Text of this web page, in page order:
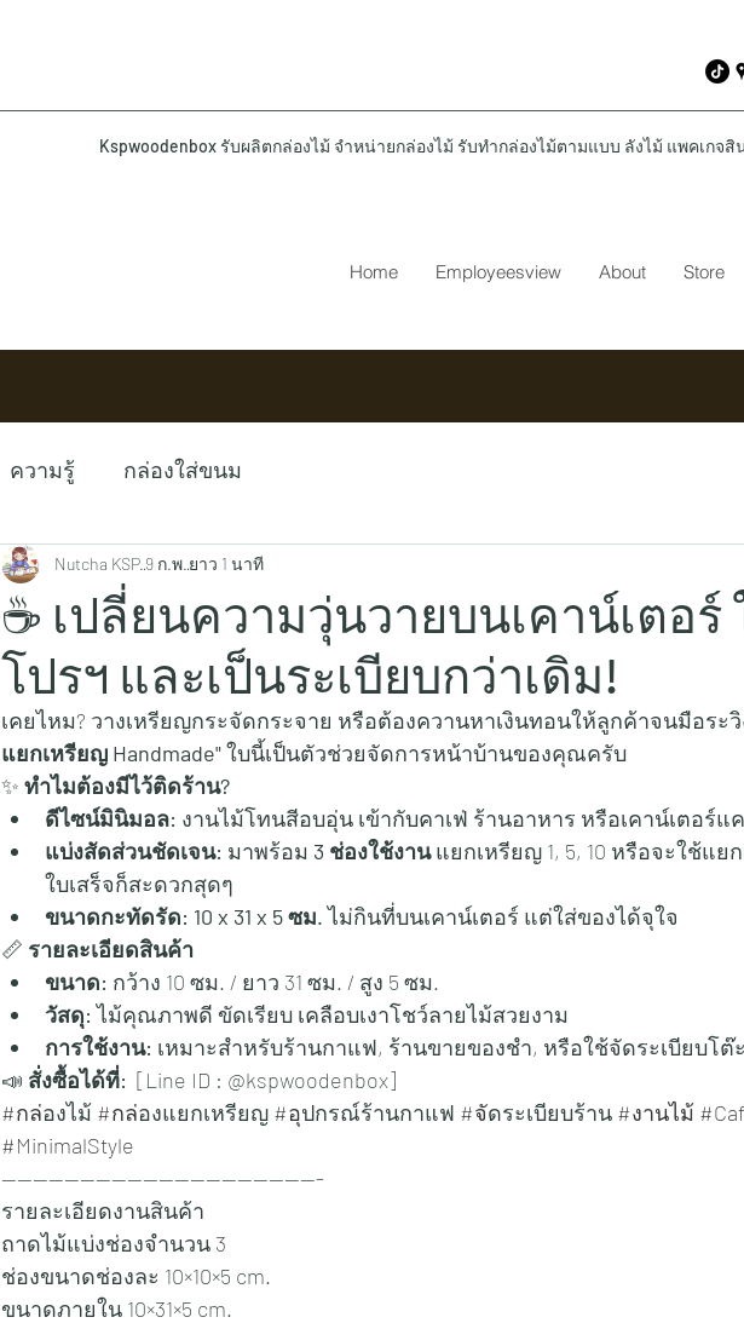
Kspwoodenbox รับผลิตกล่องไม้ จำหน่ายกล่องไม้ รับทำกล่องไม้ตามแบบ ลังไม้ แพคเกจ
Home Employeesview About Store
ความรู้ กล่องใส่ขนม
☕️ เปลี่ยนความวุ่นวายบนเคาน์เตอร์
โปรฯ และเป็นระเบียบกว่าเดิม!
Nutcha KSP. 9 ก.พ. ยาว 1 นาที
เคยไหม? วางเหรียญกระจัดกระจาย หรือต้องควานหาเงินทอนให้ลูกค้าจนมือระวิ
แยกเหรียญ Handmade" ใบนี้เป็นตัวช่วยจัดการหน้าบ้านของคุณครับ
✨ ทำไมต้องมีไว้ติดร้าน?
ดีไซน์มินิมอล: งานไม้โทนสีอบอุ่น เข้ากับคาเฟ่ ร้านอาหาร หรือเคาน์เตอร์แ
แบ่งสัดส่วนชัดเจน: มาพร้อม 3 ช่องใช้งาน แยกเหรียญ 1, 5, 10 หรือจะใช้แย
ใบเสร็จก็สะดวกสุดๆ
ขนาดกะทัดรัด: 10 x 31 x 5 ซม. ไม่กินที่บนเคาน์เตอร์ แต่ใส่ของได้จุใจ
📏 รายละเอียดสินค้า
ขนาด: กว้าง 10 ซม. / ยาว 31 ซม. / สูง 5 ซม.
วัสดุ: ไม้คุณภาพดี ขัดเรียบ เคลือบเงาโชว์ลายไม้สวยงาม
การใช้งาน: เหมาะสำหรับร้านกาแฟ, ร้านขายของชำ, หรือใช้จัดระเบียบโต๊
📣 สั่งซื้อได้ที่:
  [Line ID : @kspwoodenbox]
#กล่องไม้ #กล่องแยกเหรียญ #อุปกรณ์ร้านกาแฟ #จัดระเบียบร้าน #งานไม
#MinimalStyle
-----------------------------------------
รายละเอียดงานสินค้า
ถาดไม้แบ่งช่องจำนวน 3
ช่องขนาดช่องละ 10×10×5 cm.
ขนาดภายใน 10×31×5 cm.